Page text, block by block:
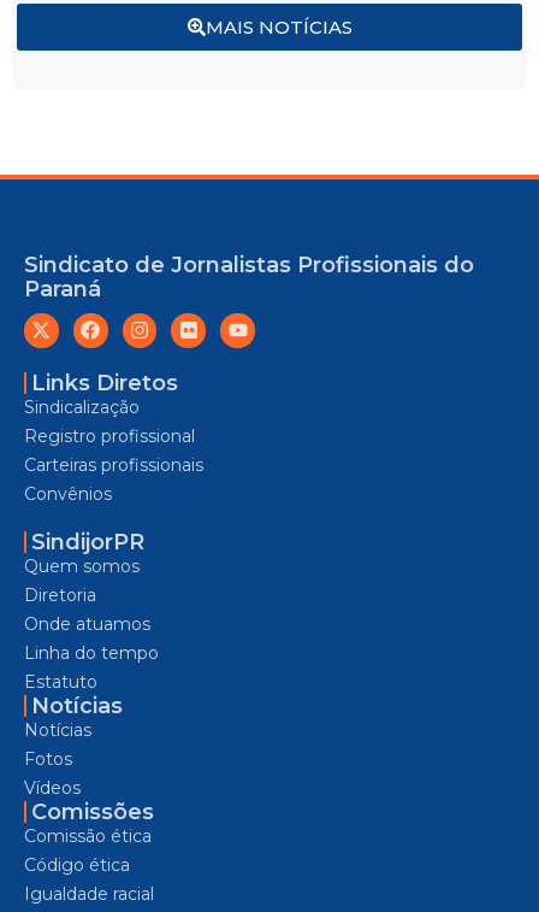
MAIS NOTÍCIAS
Sindicato de Jornalistas Profissionais do
Paraná
Links Diretos
Sindicalização
Registro profissional
Carteiras profissionais
Convênios
SindijorPR
Quem somos
Diretoria
Onde atuamos
Linha do tempo
Estatuto
Notícias
Notícias
Fotos
Vídeos
Comissões
Comissão ética
Código ética
Igualdade racial